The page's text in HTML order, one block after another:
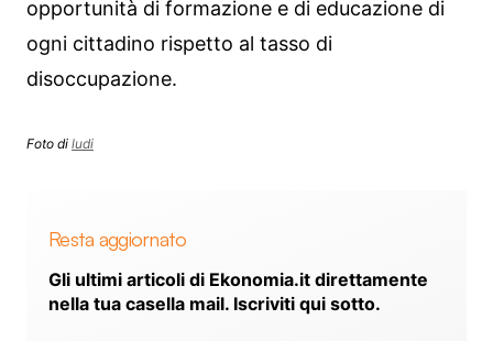
opportunità di formazione e di educazione di
ogni cittadino rispetto al tasso di
disoccupazione.
Foto di ludi
Resta aggiornato
Gli ultimi articoli di Ekonomia.it direttamente
nella tua casella mail. Iscriviti qui sotto.